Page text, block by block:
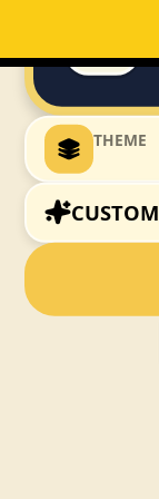
THEME
CUSTOM